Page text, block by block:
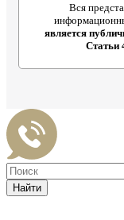
Вся
является
Статьи
Найти